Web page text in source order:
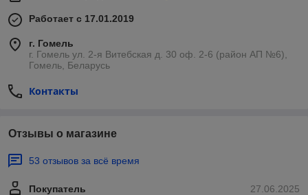
Работает с 17.01.2019
г. Гомель
г. Гомель ул. 2-я Витебская д. 30 оф. 2-6 (район АП №6),
Гомель, Беларусь
Контакты
Отзывы о магазине
53 отзывов за всё время
27.06.2025
Покупатель